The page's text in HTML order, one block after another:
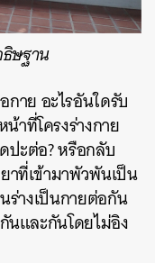
ษฐาน
าย อะไรอันใดรับ
าที่โครงร่างกาย
ปะต่อ? หรือกลับ
าที่เข้ามาพัวพันเป็น
ร่างเป็นกายต่อกัน
นและกันโดยไม่อิง